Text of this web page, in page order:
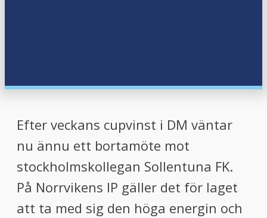
Efter veckans cupvinst i DM väntar
nu ännu ett bortamöte mot
stockholmskollegan Sollentuna FK.
På Norrvikens IP gäller det för laget
att ta med sig den höga energin och